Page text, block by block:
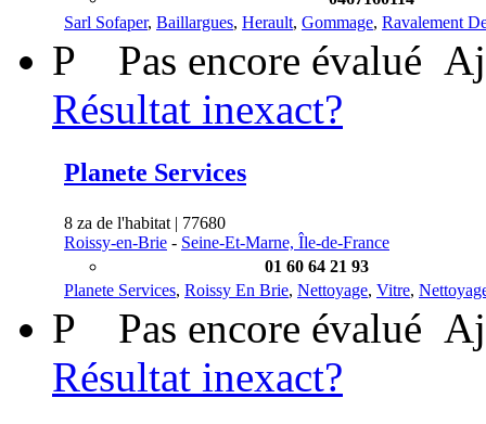
Sarl Sofaper, Baillargues, Herault, Gommage, Ravalement
P Pas encore évalué
Résultat inexact?
Planete Services
8 za de l'habitat | 77680
Roissy-en-Brie - Seine-Et-Marne, Île-de-France
01 60 64 21 93
Planete Services, Roissy En Brie, Nettoyage, Vitre,
P Pas encore évalué
Résultat inexact?